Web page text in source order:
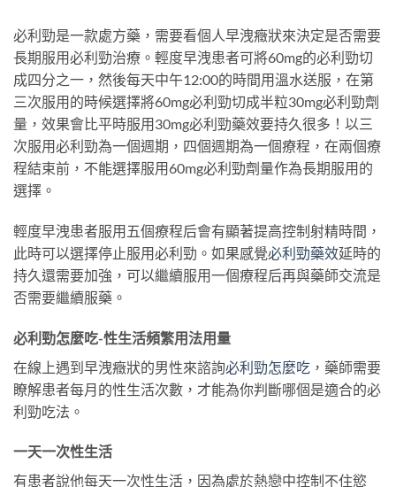
必利勁是一款處方藥，需要看個人早洩癥狀來決定是否需要
長期服用必利勁治療。輕度早洩患者可將60mg的必利勁切
成四分之一，然後每天中午12:00的時間用溫水送服，在第
三次服用的時候選擇將60mg必利勁切成半粒30mg必利勁劑
量，效果會比平時服用30mg必利勁藥效要持久很多！以三
次服用必利勁為一個週期，四個週期為一個療程，在兩個療
程結束前，不能選擇服用60mg必利勁劑量作為長期服用的
選擇。
輕度早洩患者服用五個療程后會有顯著提高控制射精時間，
此時可以選擇停止服用必利勁。如果感覺必利勁藥效延時的
持久還需要加強，可以繼續服用一個療程后再與藥師交流是
否需要繼續服藥。
必利勁怎麼吃-性生活頻繁用法用量
在線上遇到早洩癥狀的男性來諮詢必利勁怎麼吃 ，藥師需要
瞭解患者每月的性生活次數，才能為你判斷哪個是適合的必
利勁吃法。
一天一次性生活
有患者說他每天一次性生活，因為處於熱戀中控制不住慾